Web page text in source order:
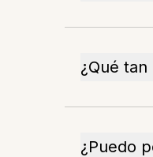
¿Qué
¿Puedo